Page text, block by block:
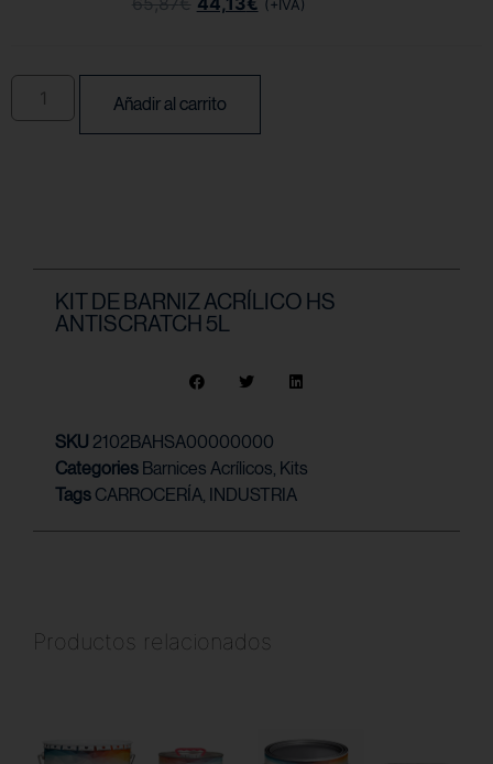
(+IVA)
Añadir al carrito
KIT DE BARNIZ ACRÍLICO HS
ANTISCRATCH 5L
SKU 2102BAHSA00000000
Categories Barnices Acrílicos Kits
Tags CARROCERÍA INDUSTRIA
Productos relacionados